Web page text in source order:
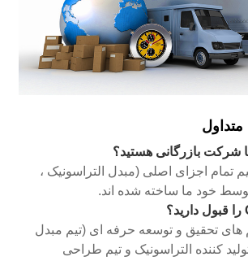
تمام اجزای اصلی (مبدل التراسونیک ،
خود ما ساخته شده اند.
های تحقیق و توسعه حرفه ای (تیم مبدل
کننده التراسونیک و تیم طراحی